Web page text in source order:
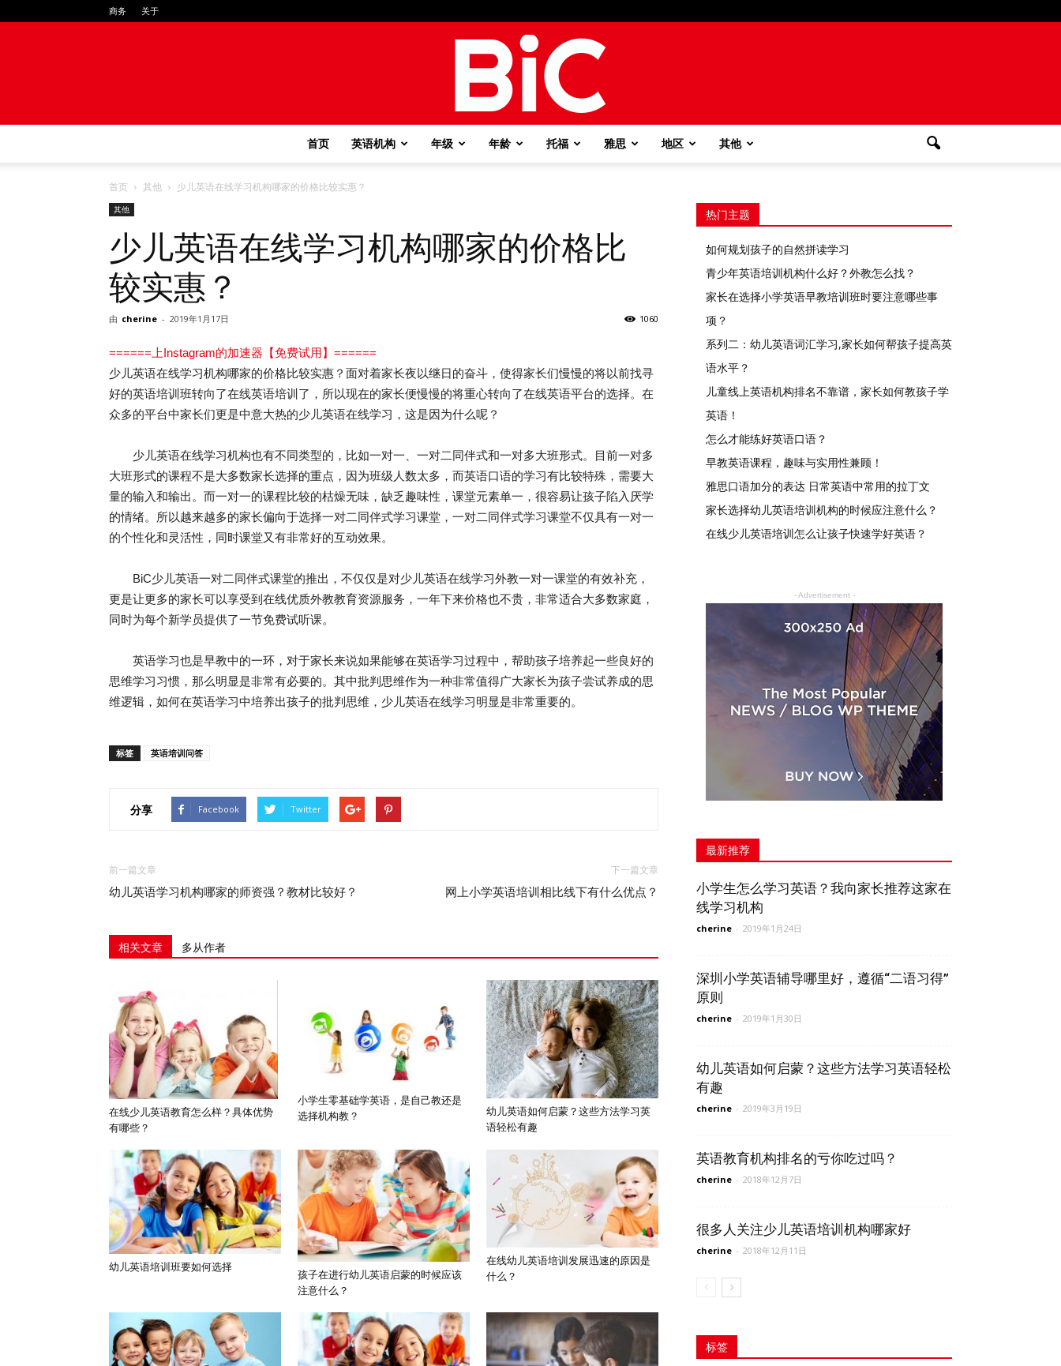
商务 关于
首页 英语机构 年级 年龄 托福 雅思 地区 其他
首页 其他 少儿英语在线学习机构哪家的价格比较实惠？
其他
少儿英语在线学习机构哪家的价格比
较实惠？
由 cherine - 2019年1月17日 1060
======上Instagram的加速器【免费试用】======
少儿英语在线学习机构哪家的价格比较实惠？面对着家长夜以继日的奋斗，使得家长们慢慢的将以前找寻
好的英语培训班转向了在线英语培训了，所以现在的家长便慢慢的将重心转向了在线英语平台的选择。在
众多的平台中家长们更是中意大热的少儿英语在线学习，这是因为什么呢？
少儿英语在线学习机构也有不同类型的，比如一对一、一对二同伴式和一对多大班形式。目前一对多
大班形式的课程不是大多数家长选择的重点，因为班级人数太多，而英语口语的学习有比较特殊，需要大
量的输入和输出。而一对一的课程比较的枯燥无味，缺乏趣味性，课堂元素单一，很容易让孩子陷入厌学
的情绪。所以越来越多的家长偏向于选择一对二同伴式学习课堂，一对二同伴式学习课堂不仅具有一对一
的个性化和灵活性，同时课堂又有非常好的互动效果。
BiC少儿英语一对二同伴式课堂的推出，不仅仅是对少儿英语在线学习外教一对一课堂的有效补充，
更是让更多的家长可以享受到在线优质外教教育资源服务，一年下来价格也不贵，非常适合大多数家庭，
同时为每个新学员提供了一节免费试听课。
英语学习也是早教中的一环，对于家长来说如果能够在英语学习过程中，帮助孩子培养起一些良好的
思维学习习惯，那么明显是非常有必要的。其中批判思维作为一种非常值得广大家长为孩子尝试养成的思
维逻辑，如何在英语学习中培养出孩子的批判思维，少儿英语在线学习明显是非常重要的。
标签 英语培训问答
分享 Facebook Twitter
前一篇文章
幼儿英语学习机构哪家的师资强？教材比较好？
下一篇文章
网上小学英语培训相比线下有什么优点？
相关文章 多从作者
在线少儿英语教育怎么样？具体优势
有哪些？
小学生零基础学英语，是自己教还是
选择机构教？
幼儿英语如何启蒙？这些方法学习英
语轻松有趣
幼儿英语培训班要如何选择
孩子在进行幼儿英语启蒙的时候应该
注意什么？
在线幼儿英语培训发展迅速的原因是
什么？
热门主题
如何规划孩子的自然拼读学习
青少年英语培训机构什么好？外教怎么找？
家长在选择小学英语早教培训班时要注意哪些事
项？
系列二：幼儿英语词汇学习,家长如何帮孩子提高英
语水平？
儿童线上英语机构排名不靠谱，家长如何教孩子学
英语！
怎么才能练好英语口语？
早教英语课程，趣味与实用性兼顾！
雅思口语加分的表达 日常英语中常用的拉丁文
家长选择幼儿英语培训机构的时候应注意什么？
在线少儿英语培训怎么让孩子快速学好英语？
- Advertisement -
最新推荐
小学生怎么学习英语？我向家长推荐这家在
线学习机构
cherine - 2019年1月24日
深圳小学英语辅导哪里好，遵循“二语习得”
原则
cherine - 2019年1月30日
幼儿英语如何启蒙？这些方法学习英语轻松
有趣
cherine - 2019年3月19日
英语教育机构排名的亏你吃过吗？
cherine - 2018年12月7日
很多人关注少儿英语培训机构哪家好
cherine - 2018年12月11日
标签